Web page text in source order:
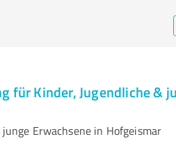
für Kinder, Jugendliche &
Erwachsene in Hofgeismar